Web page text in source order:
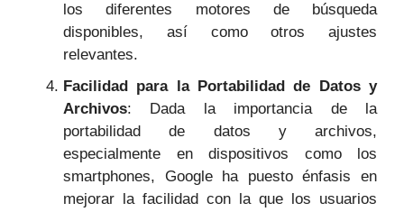
los diferentes motores de búsqueda
disponibles, así como otros ajustes
relevantes.
Facilidad para la Portabilidad de Datos y
Archivos: Dada la importancia de la
portabilidad de datos y archivos,
especialmente en dispositivos como los
smartphones, Google ha puesto énfasis en
mejorar la facilidad con la que los usuarios